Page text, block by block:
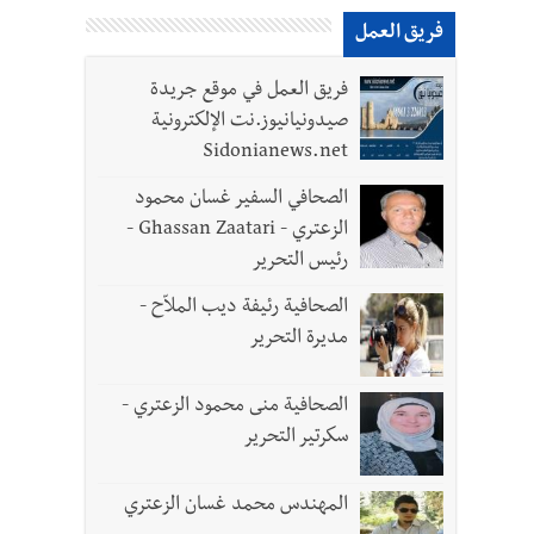
الزعتر بعدما أبعده القصف الإسرائيلي عن أرضه
روما؟ | عون: علينا الاستمرار بمسار التفاوض؟ واشنطن لتل أبيب: الحزب لم يخرق؟ |
فريق العمل
فريق العمل في موقع جريدة
صيدونيانيوز.نت الإلكترونية
Sidonianews.net
الصحافي السفير غسان محمود
الزعتري - Ghassan Zaatari -
رئيس التحرير
الصحافية رئيفة ديب الملاّح -
مديرة التحرير
الصحافية منى محمود الزعتري -
سكرتير التحرير
المهندس محمد غسان الزعتري